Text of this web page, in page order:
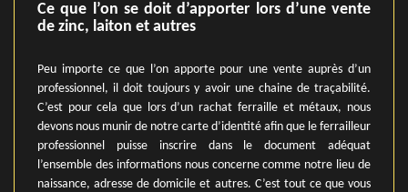
Ce que l’on se doit d’apporter lors d’une vente
de zinc, laiton et autres
Peu importe ce que l’on apporte pour une vente auprès d’un
professionnel, il doit toujours y avoir une chaine de traçabilité.
C’est pour cela que lors d’un rachat ferraille et métaux, nous
devons nous munir de notre carte d’identité afin que le ferrailleur
professionnel puisse inscrire dans le document adéquat
l’ensemble des informations nous concerne comme notre lieu de
naissance, adresse de domicile et autres. C’est tout ce que vous